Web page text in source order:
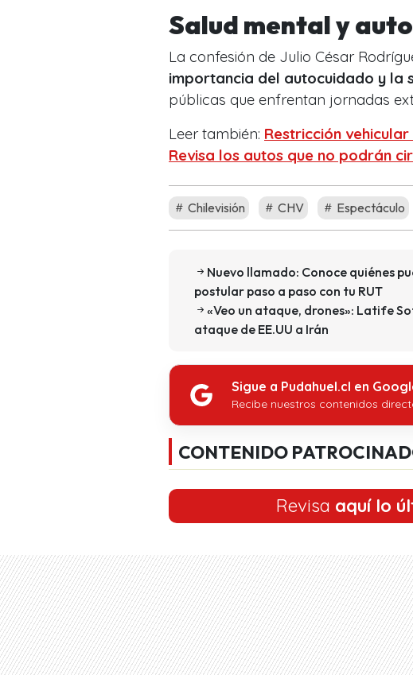
Salud mental y
La confesión de Julio César
importancia del autocuidado y la
públicas que enfrentan jornadas
Leer también: Restricción
Revisa los autos que no podrán
Chilevisión CHV Espectáculo
Nuevo llamado: Conoce quiénes
postular paso a paso con tu RUT
«Veo un ataque, drones»: Latife
ataque de EE.UU a Irán
Sigue a Pudahuel.cl en
Recibe nuestros contenidos
CONTENIDO
Revisa aquí lo